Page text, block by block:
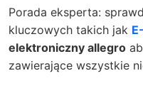
Porada eksperta:
kluczowych takich jak
elektroniczny allegro
zawierające wszystkie